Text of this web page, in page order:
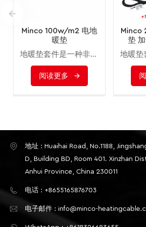
Minco 100w/m2 电地
暖垫
地暖垫套件是一种非常实用且经济的方式，可为您的家增添温暖舒适感。这些供暖系统无论安装在家里的什么位置，都能产生均匀的热量分布，而且安装和运行成本低，地暖是创造完美环境温度的经济方式。
阅读更多
Minco
垫
地址 : Huaihai Road, No.1188,
D, Building BD, Room 401. Xinzhan
Anhui Province, China 230011
电话 : +8655165876703
电子邮件 : info@minco-